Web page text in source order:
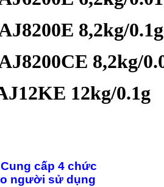
8,2kg/0.1g
8,2kg/
12kg/0.1g
cấp 4 chức
người sử dụng